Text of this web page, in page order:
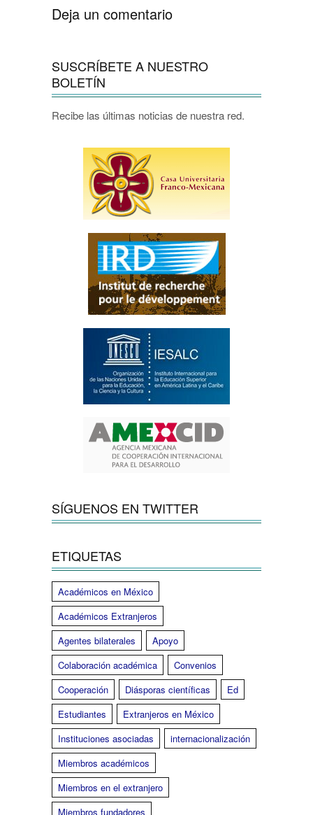
Deja un comentario
SUSCRÍBETE A NUESTRO
BOLETÍN
Recibe las últimas noticias de nuestra red.
SÍGUENOS EN TWITTER
ETIQUETAS
Académicos en México
Académicos Extranjeros
Agentes bilaterales
Apoyo
Colaboración académica
Convenios
Cooperación
Diásporas científicas
Ed
Estudiantes
Extranjeros en México
Instituciones asociadas
internacionalización
Miembros académicos
Miembros en el extranjero
Miembros fundadores